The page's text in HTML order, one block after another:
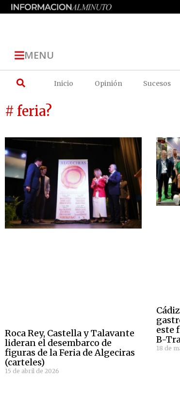
MENU
Inicio Opinión Sucesos
# feria?
Roca Rey, Castella y Talavante
lideran el desembarco de
figuras de la Feria de Algeciras
(carteles)
15 de abril de 2026
este
B-
18 de